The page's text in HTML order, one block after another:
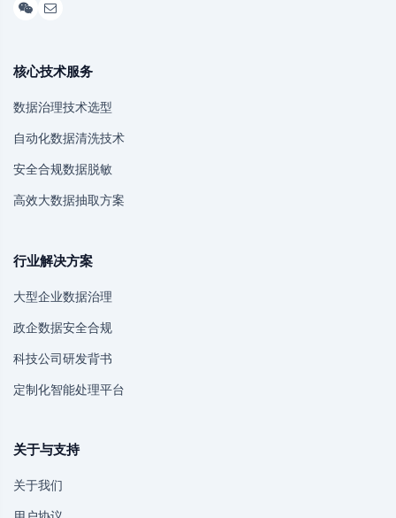
核心技术服务
数据治理技术选型
自动化数据清洗技术
安全合规数据脱敏
高效大数据抽取方案
行业解决方案
大型企业数据治理
政企数据安全合规
科技公司研发背书
定制化智能处理平台
关于与支持
关于我们